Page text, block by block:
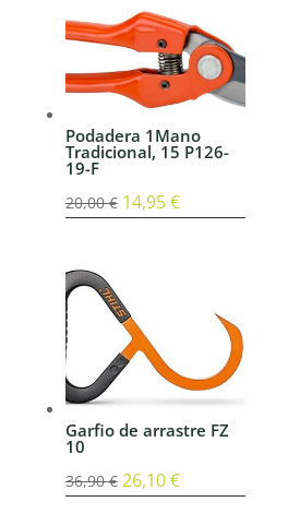
era:
111,70 €.
es:
83,95 €.
Podadera 1Mano
Tradicional, 15 P126-
19-F
20,00€ El
20,00 €.
14,95€El
14,95 €.
Garfio de arrastre FZ
10
36,90€ El
26,10€El